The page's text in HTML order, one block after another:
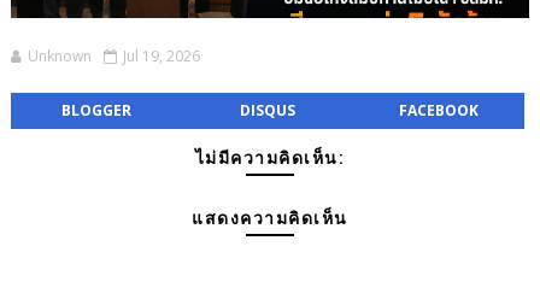
Unknown Jul 19, 2026
BLOGGER DISQUS FACEBOOK
ไม่มีความคิดเห็น:
แสดงความคิดเห็น